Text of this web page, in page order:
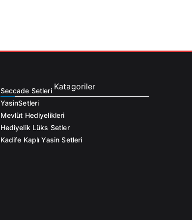
Katagoriler
Seccade Setleri
YasinSetleri
Mevlüt Hediyelikleri
Hediyelik Lüks Setler
Kadife Kaplı Yasin Setleri